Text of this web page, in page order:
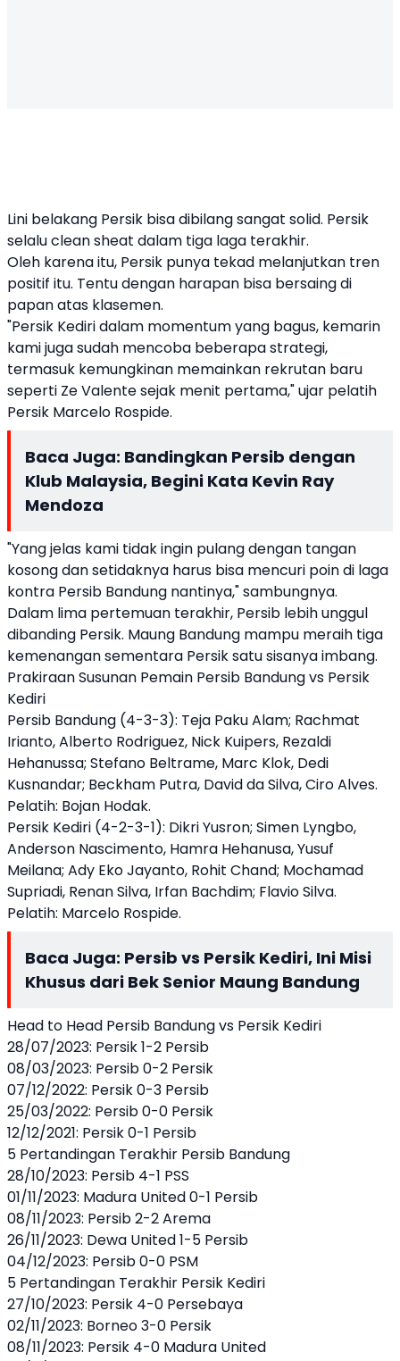
Lini belakang Persik bisa dibilang sangat solid. Persik
selalu clean sheat dalam tiga laga terakhir.
Oleh karena itu, Persik punya tekad melanjutkan tren
positif itu. Tentu dengan harapan bisa bersaing di
papan atas klasemen.
"Persik Kediri dalam momentum yang bagus, kemarin
kami juga sudah mencoba beberapa strategi,
termasuk kemungkinan memainkan rekrutan baru
seperti Ze Valente sejak menit pertama," ujar pelatih
Persik Marcelo Rospide.
Baca Juga: Bandingkan Persib dengan
Klub Malaysia, Begini Kata Kevin Ray
Mendoza
"Yang jelas kami tidak ingin pulang dengan tangan
kosong dan setidaknya harus bisa mencuri poin di laga
kontra Persib Bandung nantinya," sambungnya.
Dalam lima pertemuan terakhir, Persib lebih unggul
dibanding Persik. Maung Bandung mampu meraih tiga
kemenangan sementara Persik satu sisanya imbang.
Prakiraan Susunan Pemain Persib Bandung vs Persik
Kediri
Persib Bandung (4-3-3): Teja Paku Alam; Rachmat
Irianto, Alberto Rodriguez, Nick Kuipers, Rezaldi
Hehanussa; Stefano Beltrame, Marc Klok, Dedi
Kusnandar; Beckham Putra, David da Silva, Ciro Alves.
Pelatih: Bojan Hodak.
Persik Kediri (4-2-3-1): Dikri Yusron; Simen Lyngbo,
Anderson Nascimento, Hamra Hehanusa, Yusuf
Meilana; Ady Eko Jayanto, Rohit Chand; Mochamad
Supriadi, Renan Silva, Irfan Bachdim; Flavio Silva.
Pelatih: Marcelo Rospide.
Baca Juga: Persib vs Persik Kediri, Ini Misi
Khusus dari Bek Senior Maung Bandung
Head to Head Persib Bandung vs Persik Kediri
28/07/2023: Persik 1-2 Persib
08/03/2023: Persib 0-2 Persik
07/12/2022: Persik 0-3 Persib
25/03/2022: Persib 0-0 Persik
12/12/2021: Persik 0-1 Persib
5 Pertandingan Terakhir Persib Bandung
28/10/2023: Persib 4-1 PSS
01/11/2023: Madura United 0-1 Persib
08/11/2023: Persib 2-2 Arema
26/11/2023: Dewa United 1-5 Persib
04/12/2023: Persib 0-0 PSM
5 Pertandingan Terakhir Persik Kediri
27/10/2023: Persik 4-0 Persebaya
02/11/2023: Borneo 3-0 Persik
08/11/2023: Persik 4-0 Madura United